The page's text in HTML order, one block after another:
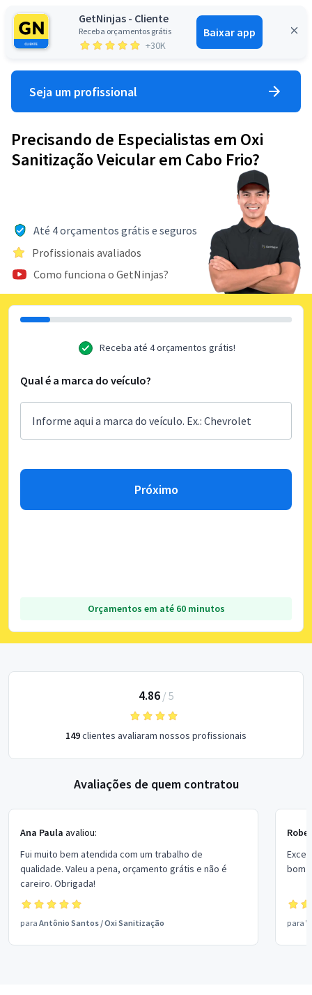
GetNinjas - Cliente
Receba orçamentos grátis
+30K
Baixar app
Entrar
Seja um profissional
Precisando de Especialistas em Oxi
Sanitização Veicular em Cabo Frio?
Até 4 orçamentos grátis e seguros
Profissionais avaliados
Como funciona o GetNinjas?
Receba até 4 orçamentos grátis!
Qual é a marca do veículo?
Próximo
Orçamentos em até 60 minutos
4.86/ 5
149clientes avaliaram nossos profissionais
Avaliações de quem contratou
Ana Paula avaliou:
Fui muito bem atendida com um trabalho de
qualidade. Valeu a pena, orçamento grátis e não é
careiro. Obrigada!
para Antônio Santos /Oxi Sanitização
bom
para